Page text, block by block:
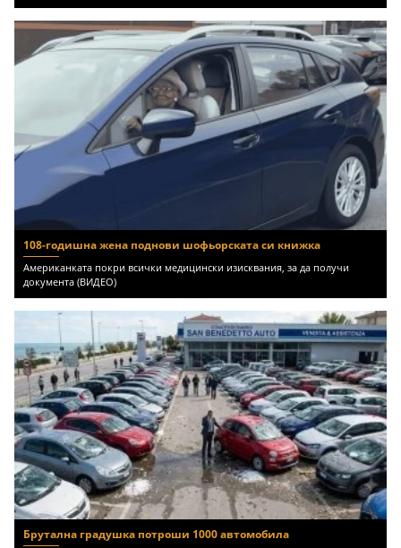
108-годишна жена поднови шофьорската си книжка
Американката покри всички медицински изисквания, за да получи
документа (ВИДЕО)
Брутална градушка потроши 1000 автомобила